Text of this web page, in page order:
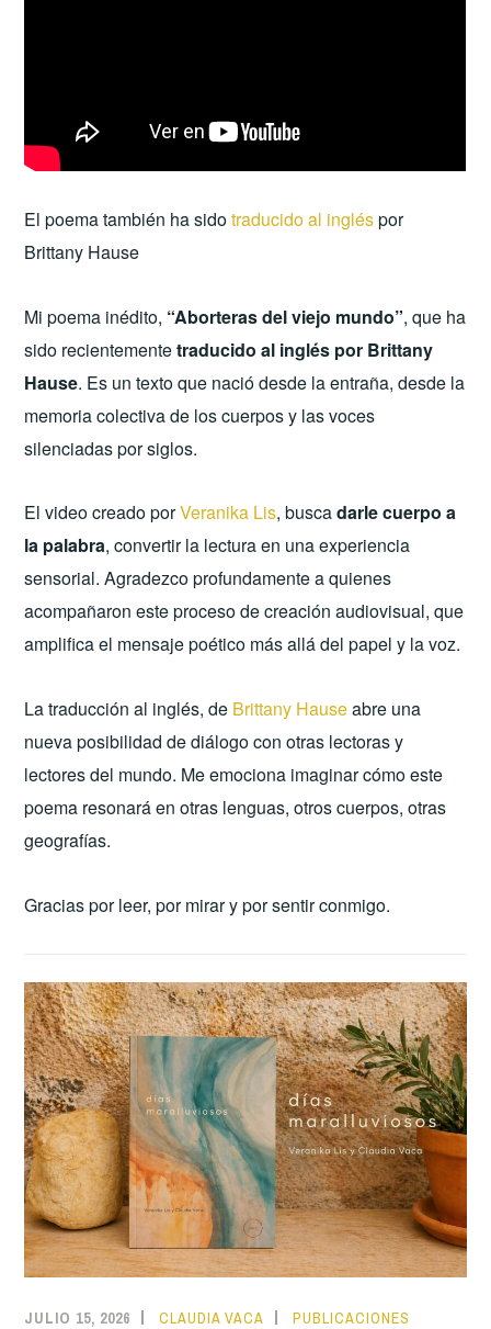
El poema también ha sidotraducido al ingléspor
Brittany Hause
Mi poema inédito, “Aborteras del viejo mundo”, que ha
sido recientementetraducido al inglés por Brittany
Hause. Es un texto que nació desde la entraña, desde la
memoria colectiva de los cuerpos y las voces
silenciadas por siglos.
El video creado porVeranika Lis, buscadarle cuerpo a
la palabra, convertir la lectura en una experiencia
sensorial. Agradezco profundamente a quienes
acompañaron este proceso de creación audiovisual, que
amplifica el mensaje poético más allá del papel y la voz.
La traducción al inglés, de Brittany Hauseabre una
nueva posibilidad de diálogo con otras lectoras y
lectores del mundo. Me emociona imaginar cómo este
poema resonará en otras lenguas, otros cuerpos, otras
geografías.
Gracias por leer, por mirar y por sentir conmigo.
JULIO 15, 2026 CLAUDIA VACA PUBLICACIONES